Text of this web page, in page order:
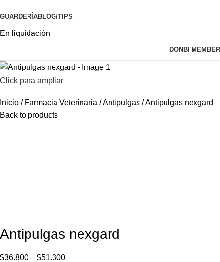
GUARDERÍABLOG/TIPS
En liquidación
DONBI MEMBER
Click para ampliar
Inicio Farmacia Veterinaria Antipulgas
Antipulgas nexgard
Back to products
Antipulgas nexgard
$36.800 – $51.300